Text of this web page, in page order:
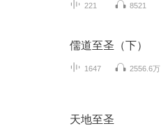
221 8521
儒道至圣（下）
1647 2556.6万
天地至圣